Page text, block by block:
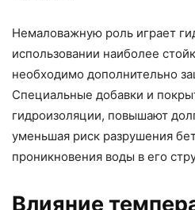
Немаловажную роль играет
использовании наиболее
необходимо дополнительно
Специальные добавки и
гидроизоляции, повышают
уменьшая риск разрушения
проникновения воды в его
Влияние